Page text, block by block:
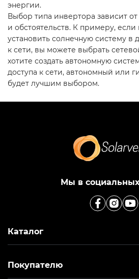
энергии.
Выбор типа инвертора зависит
и обстоятельств. К примеру,
установить солнечную систему в
к сети, вы можете выбрать
хотите создать автономную
доступа к сети, автономный или
будет лучшим выбором.
Мы в социальных
Каталог
Покупателю